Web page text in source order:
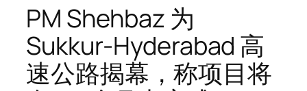
PM Shehbaz 为
Sukkur-Hyderabad 高
速公路揭幕，称项目将